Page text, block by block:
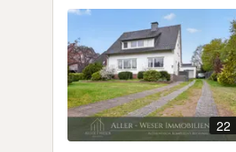
22